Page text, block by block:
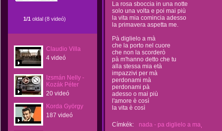
1/1 oldal (8 videó)
Claudio Villa
4 videó
Izsmán Nelly -
Kozák Péter
20 videó
Korda György
187 videó
La rosa sboccia in una notte
solo una volta e poi mai più
la vita mia comincia adesso
la primavera aspetta me.
Pà diglielo a mà
che la porto nel cuore
che non la scorderò
pà m'hanno detto che tu
alla stessa mia età
impazzivi per mà
perdonami mà
perdonami pà
adesso o mai più
l'amore è così
la vita è così
Címkék:
nada - pa diglielo a ma